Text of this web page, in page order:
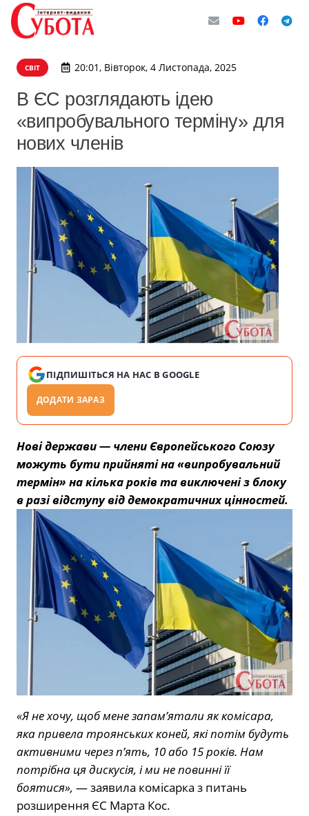
СВІТ 20:01, Вівторок, 4 Листопада, 2025
В ЄС розглядають ідею
«випробувального терміну» для
нових членів
ПІДПИШІТЬСЯ НА НАС В GOOGLE
ДОДАТИ ЗАРАЗ
Нові держави — члени Європейського Союзу
можуть бути прийняті на «випробувальний
термін» на кілька років та виключені з блоку
в разі відступу від демократичних цінностей.
«Я не хочу, щоб мене запам’ятали як комісара,
яка привела троянських коней, які потім будуть
активними через п’ять, 10 або 15 років. Нам
потрібна ця дискусія, і ми не повинні її
боятися», — заявила комісарка з питань
розширення ЄС Марта Кос.